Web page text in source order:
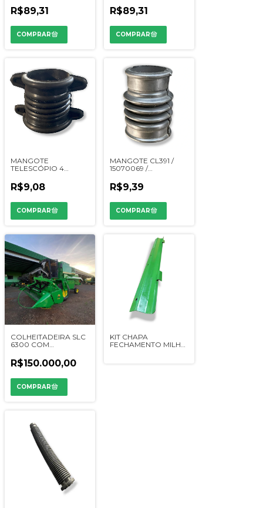
17080040 /
503030551 /
R$89,31
2727055 /
829053010323 /
R$89,31
MANGOTE
TELESCÓPIO 4
36120003 / 90003724
/ 02050270 /
R$9,08
MANGOTE CL391 /
15070069 /
/ 1786398 / MP3483 /
2727744 / YC079501 /
R$9,39
COLHEITADEIRA SLC
6300 COM
CORTE 314 - ANO 1995
R$150.000,00
KIT CHAPA
FECHAMENTO MILHO